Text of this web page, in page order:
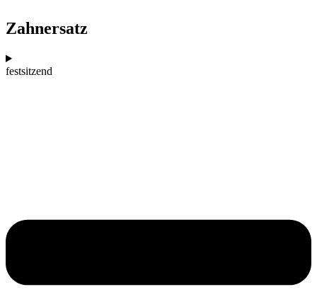
Zahnersatz
festsitzend